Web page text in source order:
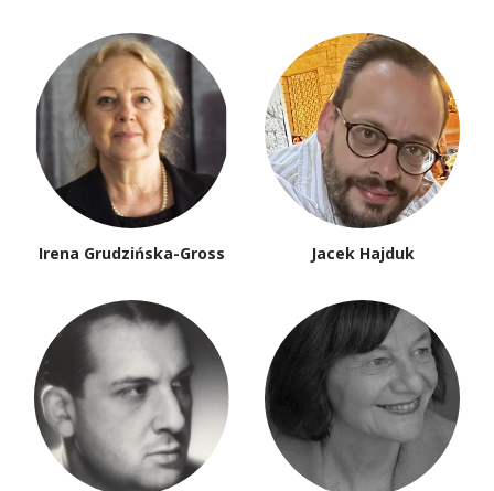
Irena Grudzińska-Gross Jacek Hajduk